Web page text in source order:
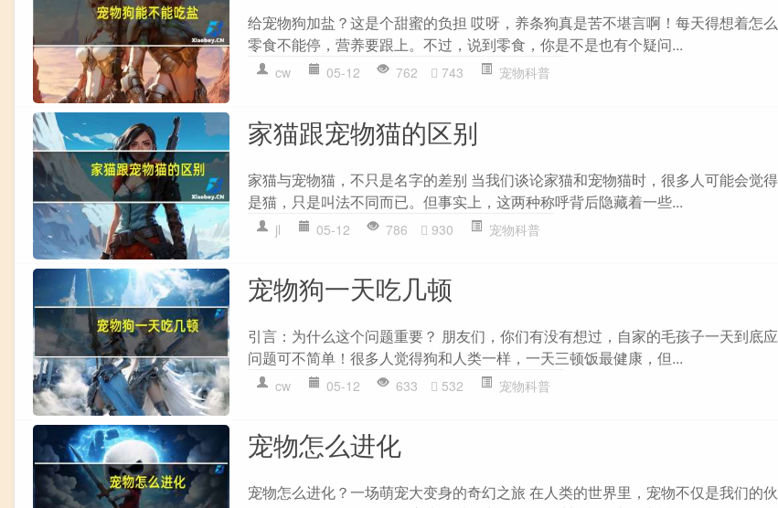
给宠物狗加盐？这是个甜蜜的负担 哎呀，养条狗真是苦不堪言啊！每天得想着怎
零食不能停，营养要跟上。不过，说到零食，你是不是也有个疑问...
cw 05-12 762 743 宠物科普
家猫跟宠物猫的区别
家猫与宠物猫，不只是名字的差别 当我们谈论家猫和宠物猫时，很多人可能会觉
是猫，只是叫法不同而已。但事实上，这两种称呼背后隐藏着一些...
jl 05-12 786 930 宠物科普
宠物狗一天吃几顿
引言：为什么这个问题重要？ 朋友们，你们有没有想过，自家的毛孩子一天到底
问题可不简单！很多人觉得狗和人类一样，一天三顿饭最健康，但...
cw 05-12 633 532 宠物科普
宠物怎么进化
宠物怎么进化？一场萌宠大变身的奇幻之旅 在人类的世界里，宠物不仅是我们的